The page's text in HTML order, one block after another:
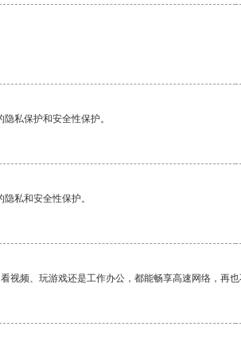
私保护和安全性保护。
私和安全性保护。
视频、玩游戏还是工作办公，都能畅享高速网络，再也